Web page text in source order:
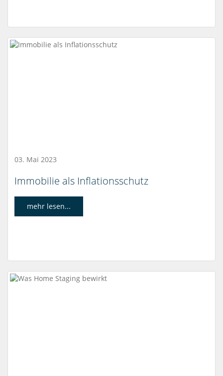
03. Mai 2023
Immobilie als Inflationsschutz
mehr lesen...